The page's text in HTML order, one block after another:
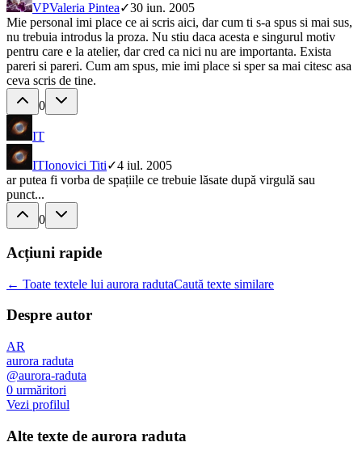
VPValeria Pintea✓30 iun. 2005
Mie personal imi place ce ai scris aici, dar cum ti s-a spus si mai sus,
nu trebuia introdus la proza. Nu stiu daca acesta e singurul motiv
pentru care e la atelier, dar cred ca nici nu are importanta. Exista
pareri si pareri. Cum am spus, mie imi place si sper sa mai citesc asa
ceva scris de tine.
0
IT
ITIonovici Titi✓4 iul. 2005
ar putea fi vorba de spațiile ce trebuie lăsate după virgulă sau
punct...
0
Acțiuni rapide
← Toate textele lui aurora radutaCaută texte similare
Despre autor
AR
aurora raduta
@aurora-raduta
0 urmăritori
Vezi profilul
Alte texte de aurora raduta